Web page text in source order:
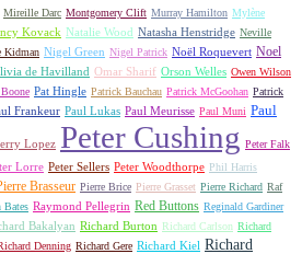
Mireille Darc Montgomery Clift Murray Hamilton Mylène
Kovack Natalie Wood Natasha Henstridge Neville
Kidman Nigel Green Nigel Patrick Noël Roquevert Noel
de Havilland Omar Sharif Orson Welles Owen Wilson
Pat Hingle Patrick Bauchau Patrick McGoohan Patrick
Frankeur Paul Lukas Paul Meurisse Paul Muni Paul
Lopez Peter Cushing Peter Falk
Lorre Peter Sellers Peter Woodthorpe Phil Harris
Brasseur Pierre Brice Pierre Grasset Pierre Richard Raf
Bates Raymond Pellegrin Red Buttons Reginald Gardiner
Bakalyan Richard Burton Richard Carlson Richard
Denning Richard Gere Richard Kiel Richard